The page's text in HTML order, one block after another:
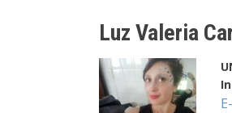
Luz Valeria